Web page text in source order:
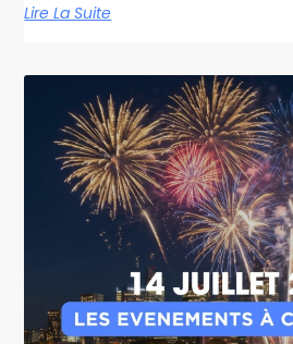
Lire La Suite